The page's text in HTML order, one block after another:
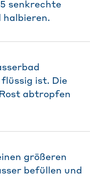
senkrechte
halbieren.
flüssig ist. Die
abtropfen
größeren
befüllen und